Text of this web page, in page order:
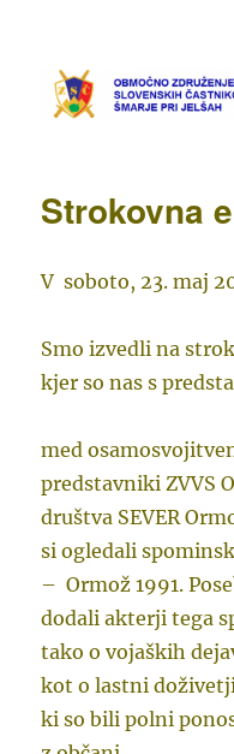
Strokovna
V soboto, 23. maj
Smo izvedli na
kjer so nas s
med
predstavniki ZVVS
društva SEVER
si ogledali
– Ormož 1991.
dodali akterji tega
tako o vojaških
kot o lastni
ki so bili polni